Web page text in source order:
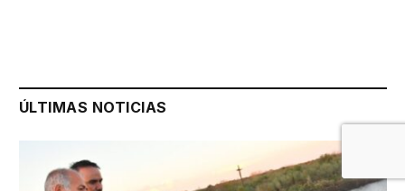
ÚLTIMAS NOTICIAS